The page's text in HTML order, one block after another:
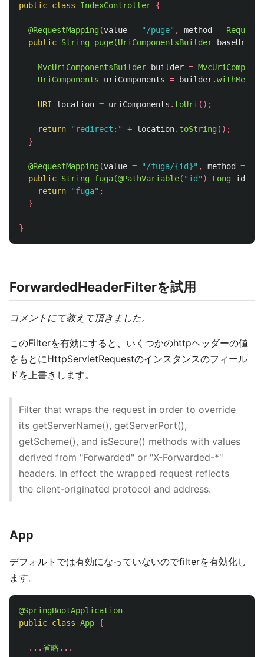
public class IndexController {
@RequestMapping(value = "/puge" , method =
public String puge(UriComponentsBuilder baseUrl
MvcUriComponentsBuilder builder =
UriComponents
uriComponents = builder.
URI location = uriComponents . toUri ();
return "redirect:" + location. toString();
}
@RequestMapping(value = "/fuga/{id}" , method =
public String fuga(@PathVariable( "id" ) Long id
return
"fuga" ;
}
}
ForwardedHeaderFilterを試用
コメントにて教えて頂きました。
このFilterを有効にすると、いくつかのhttpヘッダーの値
をもとにHttpServletRequestのインスタンスのフィール
ドを上書きします。
Filter that wraps the request in order to override
its getServerName(), getServerPort(),
getScheme(), and isSecure() methods with values
derived from "Forwarded" or "X-Forwarded-*"
headers. In effect the wrapped request reflects
the client-originated protocol and address.
App
デフォルトでは有効になっていないのでfilterを有効化し
ます。
@SpringBootApplication
public class App {
...省略 ...